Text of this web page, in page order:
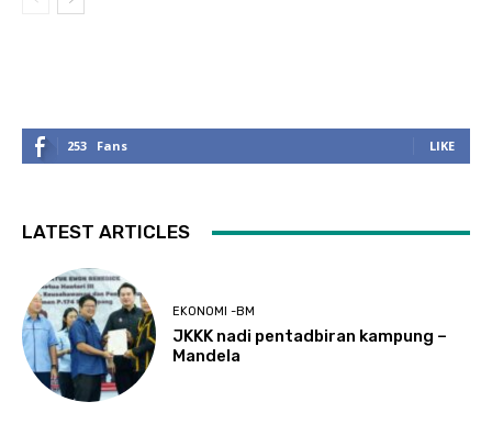
253 Fans LIKE
LATEST ARTICLES
EKONOMI -BM
JKKK nadi pentadbiran kampung –
Mandela